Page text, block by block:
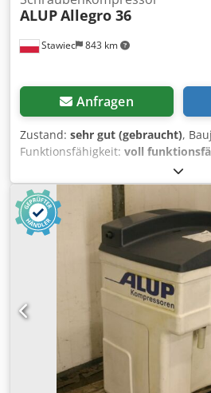
Stawiec 843 km
ALUPAllegro 36
Anfragen
Zustand: sehr gut (gebraucht),
Funktionsfähigkeit: voll
Schraubenkompressor ALUP
Frequenzumrichter, nach Service
Leistung: 6,23 m³/min; Motor: 37
bar; Dcjdpfx Aszp Hm Hjixok
Betriebsstunden: 5181 h;
mit Garantie. Nettopreis: 21.500
PLN Unten finden Sie den Link zu